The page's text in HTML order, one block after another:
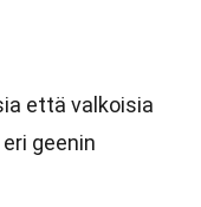
että valkoisia
geenin